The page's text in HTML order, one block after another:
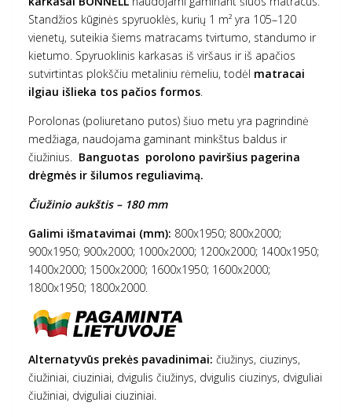
Standžios kūginės spyruoklės, kurių 1 m² yra 105–120
vienetų, suteikia šiems matracams tvirtumo, standumo ir
kietumo. Spyruoklinis karkasas iš viršaus ir iš apačios
sutvirtintas plokščiu metaliniu rėmeliu, todėl matracai
ilgiau išlieka tos pačios formos.
Porolonas (poliuretano putos) šiuo metu yra pagrindinė
medžiaga, naudojama gaminant minkštus baldus ir
čiužinius. Banguotas porolono paviršius pagerina
drėgmės ir šilumos reguliavimą.
Čiužinio aukštis – 180 mm
Galimi išmatavimai (mm): 800x1950; 800x2000;
900x1950; 900x2000; 1000x2000; 1200x2000; 1400x1950;
1400x2000; 1500x2000; 1600x1950; 1600x2000;
1800x1950; 1800x2000.
Alternatyvūs prekės pavadinimai: čiužinys, ciuzinys,
čiužiniai, ciuziniai, dvigulis čiužinys, dvigulis ciuzinys, dviguliai
čiužiniai, dviguliai ciuziniai.